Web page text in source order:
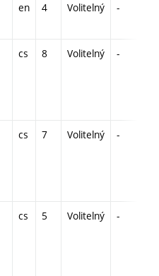
en 4 Volitelný -
cs 8 Volitelný -
cs 7 Volitelný -
cs 5 Volitelný -